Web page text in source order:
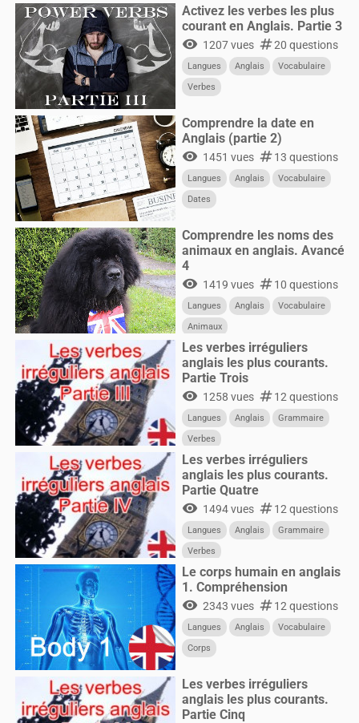
Activez les verbes les plus
courant en Anglais. Partie 3
visibility 1207 vues numbers20 questions
Langues Anglais
Vocabulaire
Verbes
Comprendre la date en
Anglais (partie 2)
visibility 1451 vues numbers13 questions
Langues Anglais
Vocabulaire
Dates
Comprendre les noms des
animaux en anglais. Avancé
4
visibility 1419 vues numbers10 questions
Langues Anglais
Vocabulaire
Animaux
Les verbes irréguliers
anglais les plus courants.
Partie Trois
visibility 1258 vues numbers12 questions
Langues Anglais
Grammaire
Verbes
Les verbes irréguliers
anglais les plus courants.
Partie Quatre
visibility 1494 vues numbers12 questions
Langues Anglais
Grammaire
Verbes
Le corps humain en anglais
1. Compréhension
visibility 2343 vues numbers12 questions
Langues Anglais
Vocabulaire
Corps
Les verbes irréguliers
anglais les plus courants.
Partie Cinq